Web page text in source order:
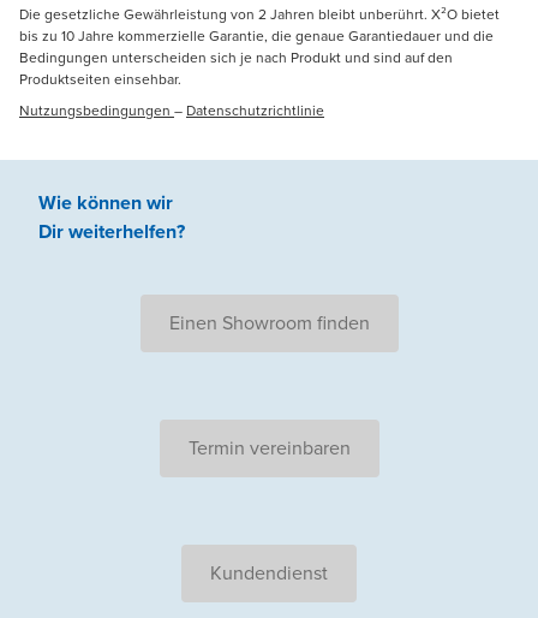
Die gesetzliche Gewährleistung von 2 Jahren bleibt unberührt. X²O bietet
bis zu 10 Jahre kommerzielle Garantie, die genaue Garantiedauer und die
Bedingungen unterscheiden sich je nach Produkt und sind auf den
Produktseiten einsehbar.
Nutzungsbedingungen – Datenschutzrichtlinie
Wie können wir
Dir weiterhelfen?
Einen Showroom finden
Termin vereinbaren
Kundendienst